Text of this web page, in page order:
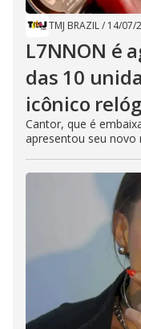
TMJ BRAZIL/ 14/07/
L7NNON é
das 10
icônico
Cantor, que é
apresentou seu novo